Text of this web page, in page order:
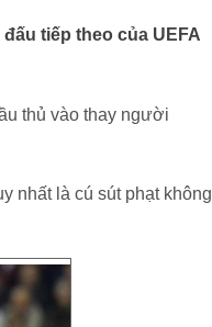
tiếp theo của UEFA
thủ vào thay người
nhất là cú sút phạt không